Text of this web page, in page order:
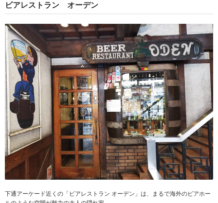
ビアレストラン オーデン
下通アーケード近くの「ビアレストラン オーデン」は、まるで海外のビアホー